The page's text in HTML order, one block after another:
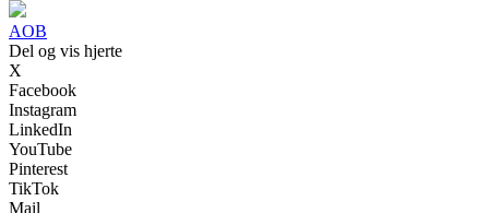
AOB
Del og vis hjerte
X
Facebook
Instagram
LinkedIn
YouTube
Pinterest
TikTok
Mail